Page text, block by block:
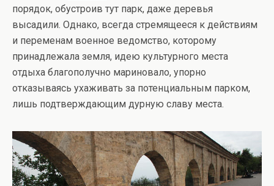
порядок, обустроив тут парк, даже деревья
высадили. Однако, всегда стремящееся к действиям
и переменам военное ведомство, которому
принадлежала земля, идею культурного места
отдыха благополучно мариновало, упорно
отказываясь ухаживать за потенциальным парком,
лишь подтверждающим дурную славу места.